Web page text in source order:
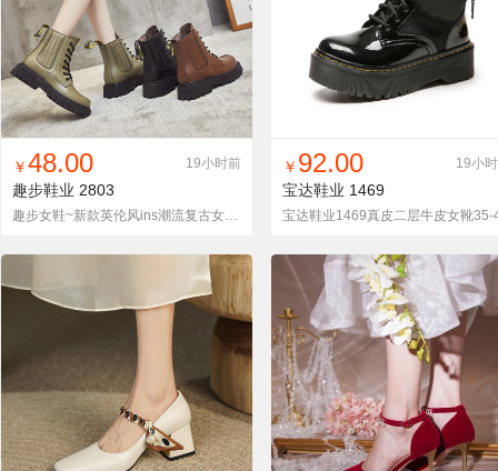
找同款 加入铺货单 收藏
￥48.00 19小时前
趣步鞋业 2803
趣步女鞋~新款英伦风ins潮流复古女靴休闲短靴子
找同款 加入铺货单 收藏
￥ 92.00 19小
宝达鞋业 1469
宝达鞋业1469真皮二层牛皮女靴35-